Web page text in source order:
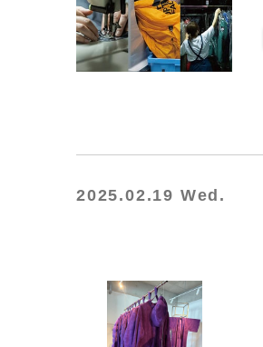
2025.02.19 Wed.